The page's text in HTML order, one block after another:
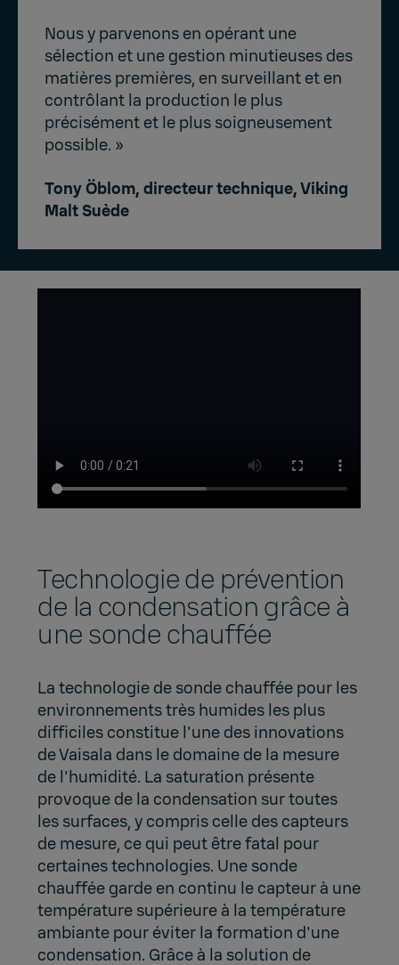
Nous y parvenons en opérant une
sélection et une gestion minutieuses des
matières premières, en surveillant et en
contrôlant la production le plus
précisément et le plus soigneusement
possible. »
Tony Öblom, directeur technique, Viking
Malt Suède
Technologie de prévention
de la condensation grâce à
une sonde chauffée
La technologie de sonde chauffée pour les
environnements très humides les plus
difficiles constitue l'une des innovations
de Vaisala dans le domaine de la mesure
de l'humidité. La saturation présente
provoque de la condensation sur toutes
les surfaces, y compris celle des capteurs
de mesure, ce qui peut être fatal pour
certaines technologies. Une sonde
chauffée garde en continu le capteur à une
température supérieure à la température
ambiante pour éviter la formation d'une
condensation. Grâce à la solution de